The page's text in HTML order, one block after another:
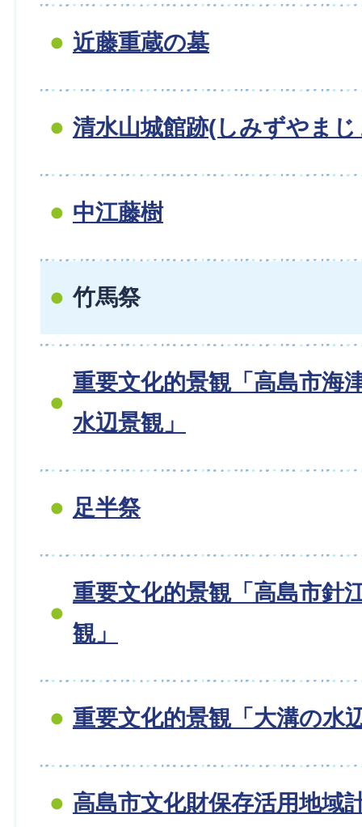
近藤重蔵の墓
清水山城館跡(しみずやま
中江藤樹
竹馬祭
重要文化的景観「高島市海
水辺景観」
足半祭
重要文化的景観「高島市針
観」
重要文化的景観「大溝の水
高島市文化財保存活用地域